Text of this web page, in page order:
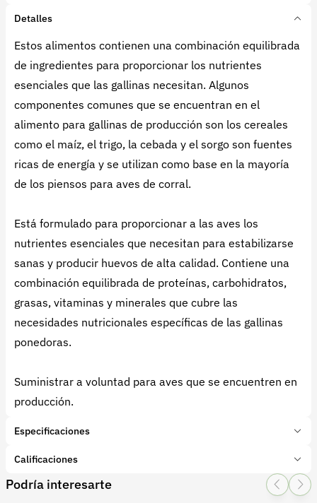
Detalles
Estos alimentos contienen una combinación equilibrada
de ingredientes para proporcionar los nutrientes
esenciales que las gallinas necesitan. Algunos
componentes comunes que se encuentran en el
alimento para gallinas de producción son los cereales
como el maíz, el trigo, la cebada y el sorgo son fuentes
ricas de energía y se utilizan como base en la mayoría
de los piensos para aves de corral.
Está formulado para proporcionar a las aves los
nutrientes esenciales que necesitan para estabilizarse
sanas y producir huevos de alta calidad. Contiene una
combinación equilibrada de proteínas, carbohidratos,
grasas, vitaminas y minerales que cubre las
necesidades nutricionales específicas de las gallinas
ponedoras.
Suministrar a voluntad para aves que se encuentren en
producción.
Especificaciones
Marca:
Agrinal
Tipo de producto:Insumo
Calificaciones
1 Star
2 Star
3 Star4 Star
Podría interesarte